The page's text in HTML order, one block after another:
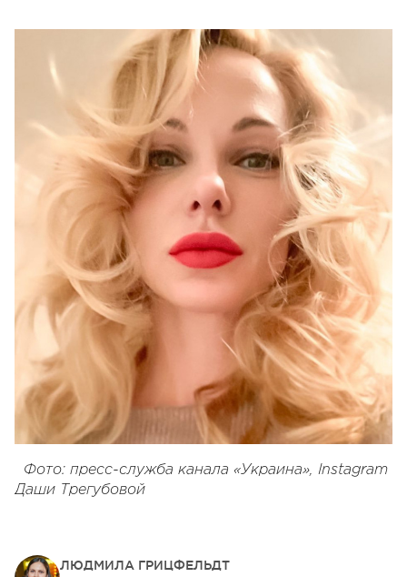
Фото: пресс-служба канала «Украина», Instagram
Даши Трегубовой
ЛЮДМИЛА ГРИЦФЕЛЬДТ